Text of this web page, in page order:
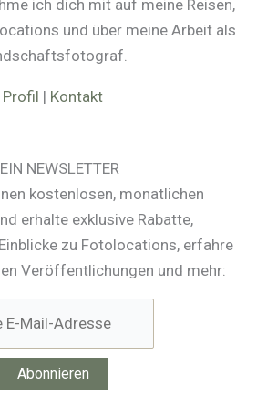
ich dich mit auf meine Reisen,
und über meine Arbeit als
Profil | Kontakt
NEWSLETTER
kostenlosen, monatlichen
erhalte exklusive Rabatte,
zu Fotolocations, erfahre
Veröffentlichungen und mehr: